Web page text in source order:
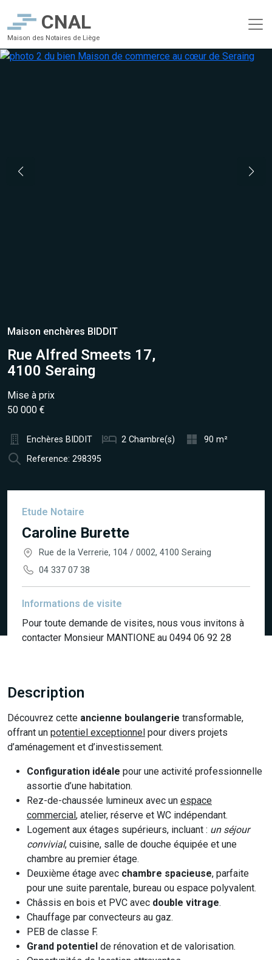
CNAL
Maison des Notaires de Liège
Maison enchères BIDDIT
Rue Alfred Smeets 17,
4100 Seraing
Mise à prix
50 000 €
Enchères BIDDIT 2 Chambre(s)
90 m²
Reference: 298395
Etude Notaire
Caroline Burette
Rue de la Verrerie, 104 / 0002, 4100 Seraing
04 337 07 38
Informations de visite
Pour toute demande de visites, nous vous invitons à
contacter Monsieur MANTIONE au 0494 06 92 28
Description
Découvrez cette ancienne boulangerie transformable,
offrant un potentiel exceptionnel pour divers projets
d’aménagement et d’investissement.
Configuration idéale pour une activité professionnelle
assortie d’une habitation.
Rez-de-chaussée lumineux avec un espace
commercial, atelier, réserve et WC indépendant.
Logement aux étages supérieurs, incluant : un séjour
convivial, cuisine, salle de douche équipée et une
chambre au premier étage.
Deuxième étage avec chambre spacieuse, parfaite
pour une suite parentale, bureau ou espace polyvalent.
Châssis en bois et PVC avec double vitrage.
Chauffage par convecteurs au gaz.
PEB de classe F.
Grand potentiel de rénovation et de valorisation.